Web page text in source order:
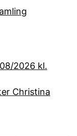
2026 kl.
Christina